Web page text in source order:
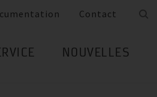
Contact
NOUVELLES